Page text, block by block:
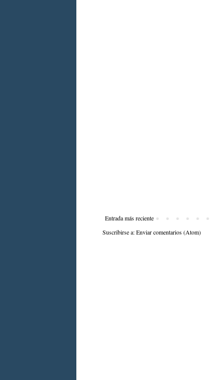
Entrada más reciente
Suscribirse a:Enviar comentarios (Atom)